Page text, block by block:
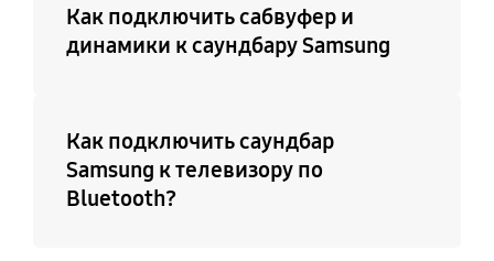
Как подключить сабвуфер и
динамики к саундбару Samsung
Как подключить саундбар
Samsung к телевизору по
Bluetooth?